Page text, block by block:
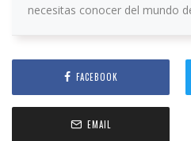
necesitas conocer del mundo
FACEBOOK
EMAIL